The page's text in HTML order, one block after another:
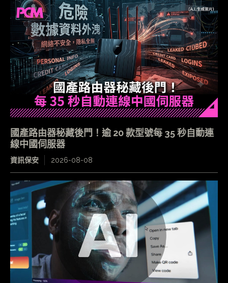
國產路由器秘藏後門！逾 20 款型號每 35 秒自動連
線中國伺服器
資訊保安 2026-08-08